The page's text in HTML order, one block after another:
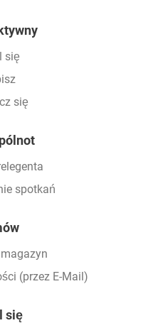
się
się
spotkań
magazyn
(przez E-Mail)
się